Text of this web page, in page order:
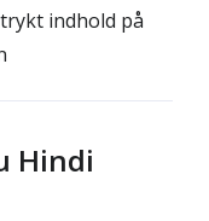
indhold på
Hindi